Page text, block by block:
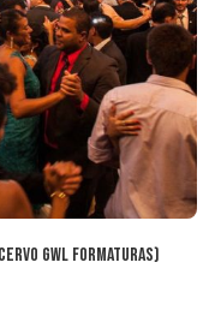
GWL Formaturas)